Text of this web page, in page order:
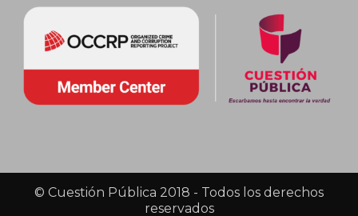
© Cuestión Pública 2018 - Todos los derechos
reservados